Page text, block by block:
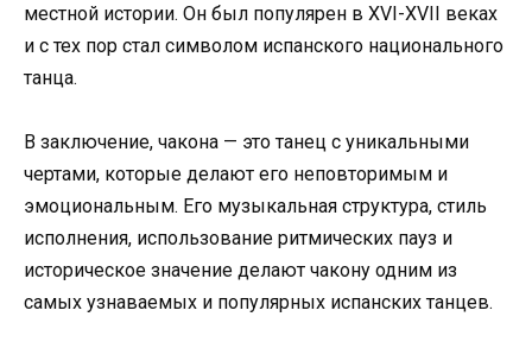
местной истории. Он был популярен в XVI-XVII веках
и с тех пор стал символом испанского национального
танца.
В заключение, чакона — это танец с уникальными
чертами, которые делают его неповторимым и
эмоциональным. Его музыкальная структура, стиль
исполнения, использование ритмических пауз и
историческое значение делают чакону одним из
самых узнаваемых и популярных испанских танцев.